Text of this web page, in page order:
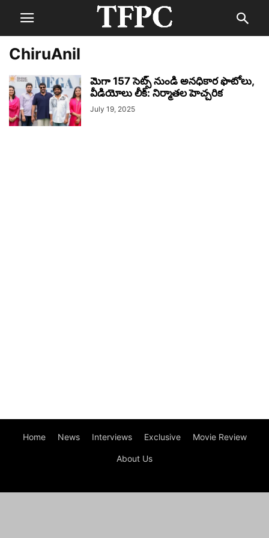
ChiruAnil
మెగా 157 సెట్స్ నుండి అనధికార ఫొటోలు,
వీడియోలు లీక్: నిర్మాతల హెచ్చరిక
July 19, 2025
Home News Interviews Exclusive Movie Review
About Us